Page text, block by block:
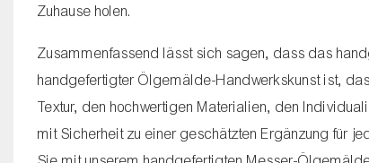
Zuhause holen.
Zusammenfassend lässt sich sagen, dass das
handgefertigter Ölgemälde-Handwerkskunst ist,
Textur, den hochwertigen Materialien, den
mit Sicherheit zu einer geschätzten Ergänzung für